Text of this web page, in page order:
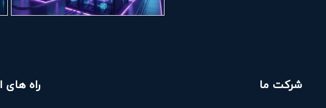
شرکت ما راه های